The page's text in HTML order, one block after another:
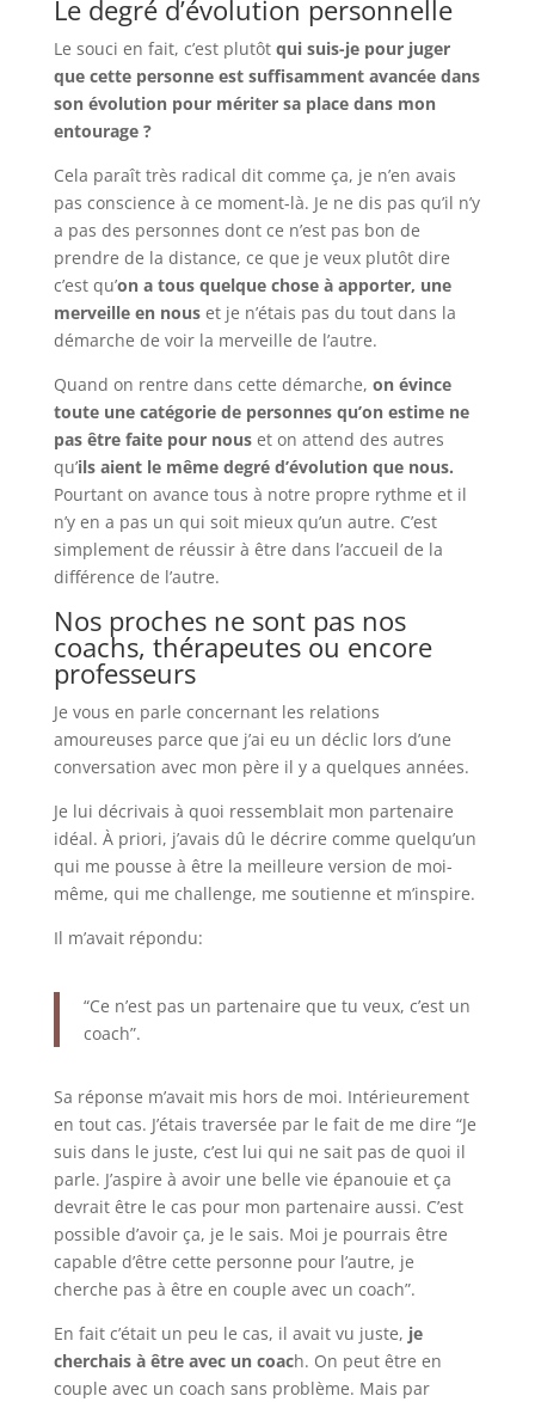
Le degré d’évolution personnelle
Le souci en fait, c’est plutôt qui suis-je pour juger
que cette personne est suffisamment avancée dans
son évolution pour mériter sa place dans mon
entourage ?
Cela paraît très radical dit comme ça, je n’en avais
pas conscience à ce moment-là. Je ne dis pas qu’il n’y
a pas des personnes dont ce n’est pas bon de
prendre de la distance, ce que je veux plutôt dire
c’est qu’on a tous quelque chose à apporter, une
merveille en nouset je n’étais pas du tout dans la
démarche de voir la merveille de l’autre.
Quand on rentre dans cette démarche, on évince
toute une catégorie de personnes qu’on estime ne
pas être faite pour nouset on attend des autres
qu’ils aient le même degré d’évolution que nous.
Pourtant on avance tous à notre propre rythme et il
n’y en a pas un qui soit mieux qu’un autre. C’est
simplement de réussir à être dans l’accueil de la
différence de l’autre.
Nos proches ne sont pas nos
coachs, thérapeutes ou encore
professeurs
Je vous en parle concernant les relations
amoureuses parce que j’ai eu un déclic lors d’une
conversation avec mon père il y a quelques années.
Je lui décrivais à quoi ressemblait mon partenaire
idéal. À priori, j’avais dû le décrire comme quelqu’un
qui me pousse à être la meilleure version de moi-
même, qui me challenge, me soutienne et m’inspire.
Il m’avait répondu:
“Ce n’est pas un partenaire que tu veux, c’est un
coach”.
Sa réponse m’avait mis hors de moi. Intérieurement
en tout cas. J’étais traversée par le fait de me dire “Je
suis dans le juste, c’est lui qui ne sait pas de quoi il
parle. J’aspire à avoir une belle vie épanouie et ça
devrait être le cas pour mon partenaire aussi. C’est
possible d’avoir ça, je le sais. Moi je pourrais être
capable d’être cette personne pour l’autre, je
cherche pas à être en couple avec un coach”.
En fait c’était un peu le cas, il avait vu juste, je
cherchais à être avec un coach. On peut être en
couple avec un coach sans problème. Mais par